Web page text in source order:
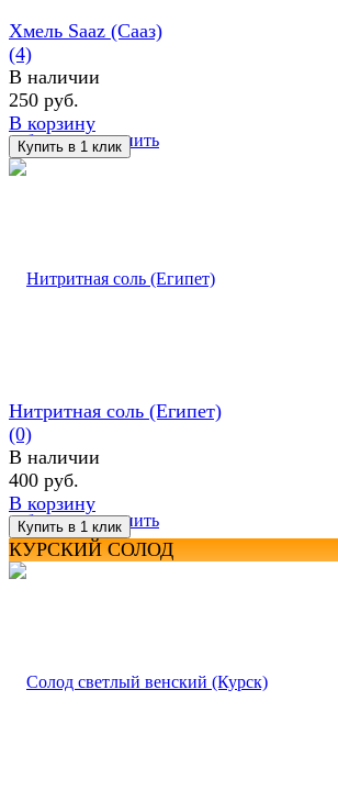
избранное сравнить
Хмель Saaz (Сааз)
(4)
В наличии
250 руб.
В корзину
избранное сравнить
Нитритная соль (Египет)
(0)
В наличии
400 руб.
В корзину
КУРСКИЙ СОЛОД